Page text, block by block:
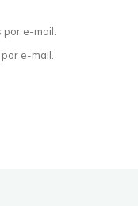
por e-mail.
e-mail.